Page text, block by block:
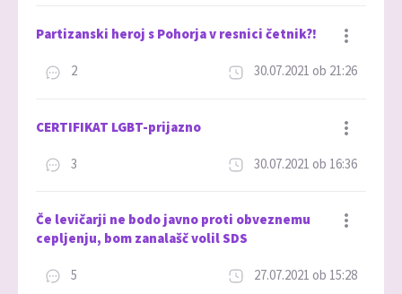
Partizanski heroj s Pohorja v resnici četnik?!
2 30.07.2021 ob 21:26
CERTIFIKAT LGBT-prijazno
3 30.07.2021 ob 16:36
Če levičarji ne bodo javno proti obveznemu
cepljenju, bom zanalašč volil SDS
5 27.07.2021 ob 15:28
Dodaj med priljubljene